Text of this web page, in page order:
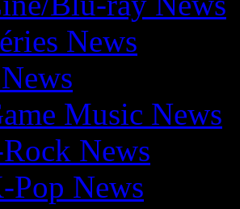
News
Music News
News
Pop News